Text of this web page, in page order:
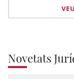
Novetats